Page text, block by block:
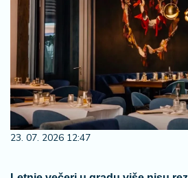
23. 07. 2026 12:47